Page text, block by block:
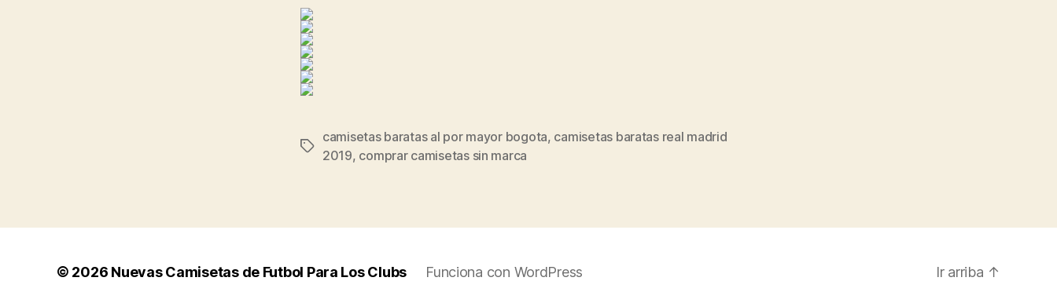
Etiquetas
camisetas baratas al por mayor bogota, camisetas baratas real madrid
2019, comprar camisetas sin marca
© 2026 Nuevas Camisetas de Futbol Para Los Clubs Funciona con WordPress Ir arriba ↑